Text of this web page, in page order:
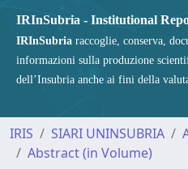
IRInSubria - Institutional
IRInSubria raccoglie, conserva,
informazioni sulla produzione
dell’Insubria anche ai fini della
IRIS SIARI UNINSUBRIA
Abstract (in Volume)